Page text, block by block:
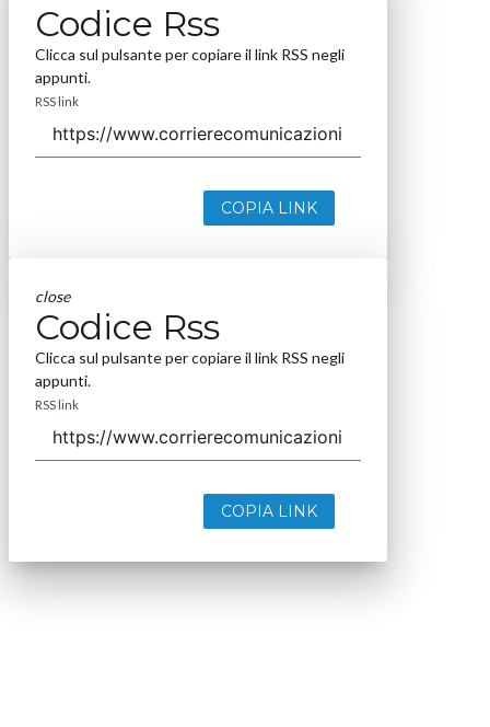
Codice Rss
Clicca sul pulsante per copiare il link RSS negli
appunti.
RSS link
COPIA LINK
close
Codice Rss
Clicca sul pulsante per copiare il link RSS negli
appunti.
RSS link
COPIA LINK